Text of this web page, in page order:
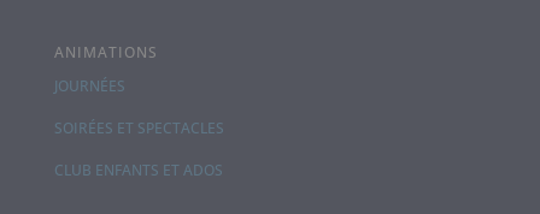
ANIMATIONS
JOURNÉES
SOIRÉES ET SPECTACLES
CLUB ENFANTS ET ADOS